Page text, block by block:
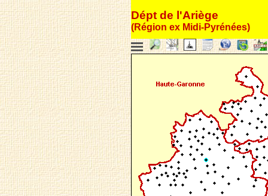
Dépt de l'Ariège
(Région ex Midi-Pyrénées)